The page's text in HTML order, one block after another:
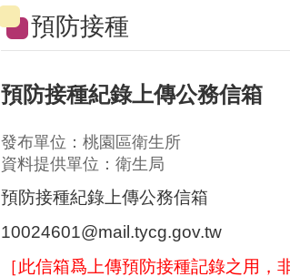
預防接種
預防接種紀錄上傳公務信箱
發布單位：桃園區衛生所
資料提供單位：衛生局
預防接種紀錄上傳公務信箱
10024601@mail.tycg.gov.tw
［此信箱爲上傳預防接種記錄之用，